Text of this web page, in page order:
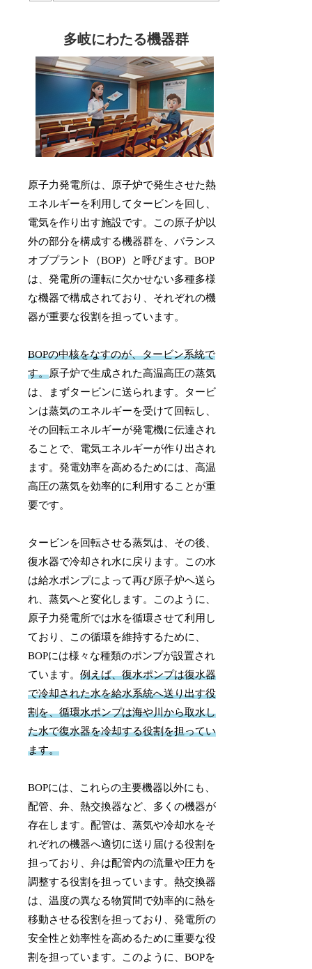
多岐にわたる機器群
原子力発電所は、原子炉で発生させた熱
エネルギーを利用してタービンを回し、
電気を作り出す施設です。この原子炉以
外の部分を構成する機器群を、バランス
オブプラント（BOP）と呼びます。BOP
は、発電所の運転に欠かせない多種多様
な機器で構成されており、それぞれの機
器が重要な役割を担っています。
BOPの中核をなすのが、タービン系統で
す。原子炉で生成された高温高圧の蒸気
は、まずタービンに送られます。タービ
ンは蒸気のエネルギーを受けて回転し、
その回転エネルギーが発電機に伝達され
ることで、電気エネルギーが作り出され
ます。発電効率を高めるためには、高温
高圧の蒸気を効率的に利用することが重
要です。
タービンを回転させる蒸気は、その後、
復水器で冷却され水に戻ります。この水
は給水ポンプによって再び原子炉へ送ら
れ、蒸気へと変化します。このように、
原子力発電所では水を循環させて利用し
ており、この循環を維持するために、
BOPには様々な種類のポンプが設置され
ています。例えば、復水ポンプは復水器
で冷却された水を給水系統へ送り出す役
割を、循環水ポンプは海や川から取水し
た水で復水器を冷却する役割を担ってい
ます。
BOPには、これらの主要機器以外にも、
配管、弁、熱交換器など、多くの機器が
存在します。配管は、蒸気や冷却水をそ
れぞれの機器へ適切に送り届ける役割を
担っており、弁は配管内の流量や圧力を
調整する役割を担っています。熱交換器
は、温度の異なる物質間で効率的に熱を
移動させる役割を担っており、発電所の
安全性と効率性を高めるために重要な役
割を担っています。このように、BOPを